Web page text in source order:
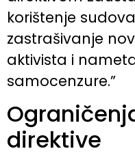
korištenje
zastrašivanje
aktivista i
samocenzure.”
direktive